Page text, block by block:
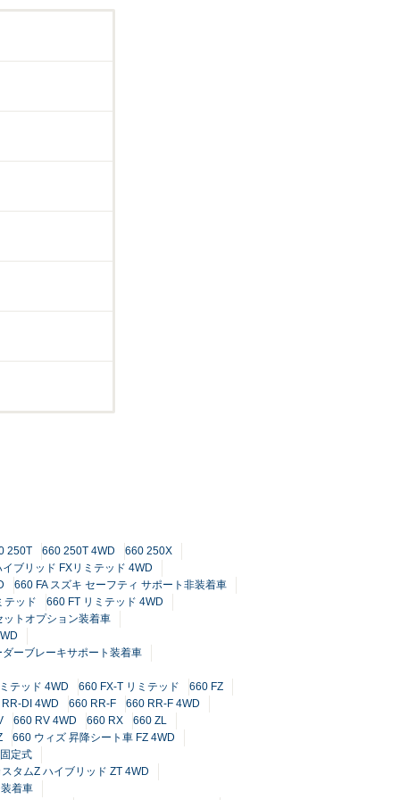
250T 660 250T 4WD
660 250X
ブリッド FXリミテッド 4WD
660 FA スズキ セーフティ サポート非装着車
テッド
660 FT リミテッド 4WD
ットオプション装着車
ーブレーキサポート装着車
テッド 4WD 660 FX-T リミテッド
660 FZ
DI 4WD 660 RR-F
660 RR-F 4WD
660 RV 4WD 660 RX
660 ZL
660 ウィズ 昇降シート車 FZ 4WD
定式
タムZ ハイブリッド ZT 4WD
着車